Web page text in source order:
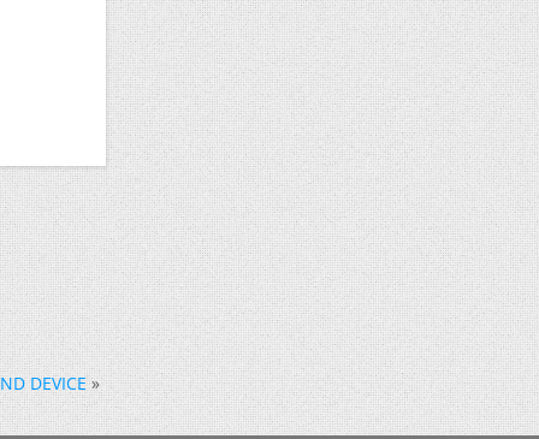
DEVICE »